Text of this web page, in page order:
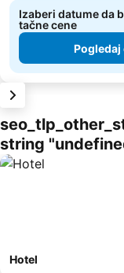
Izaberi datume da
tačne cene
Pogledaj
string
Hotel